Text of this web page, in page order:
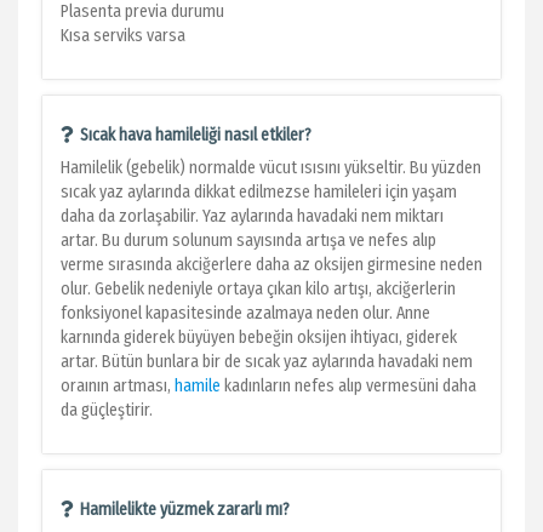
Plasenta previa durumu
Kısa serviks varsa
Sıcak hava hamileliği nasıl etkiler?
Hamilelik (gebelik) normalde vücut ısısını yükseltir. Bu yüzden
sıcak yaz aylarında dikkat edilmezse hamileleri için yaşam
daha da zorlaşabilir. Yaz aylarında havadaki nem miktarı
artar. Bu durum solunum sayısında artışa ve nefes alıp
verme sırasında akciğerlere daha az oksijen girmesine neden
olur. Gebelik nedeniyle ortaya çıkan kilo artışı, akciğerlerin
fonksiyonel kapasitesinde azalmaya neden olur. Anne
karnında giderek büyüyen bebeğin oksijen ihtiyacı, giderek
artar. Bütün bunlara bir de sıcak yaz aylarında havadaki nem
oraının artması, hamile kadınların nefes alıp vermesüni daha
da güçleştirir.
Hamilelikte yüzmek zararlı mı?